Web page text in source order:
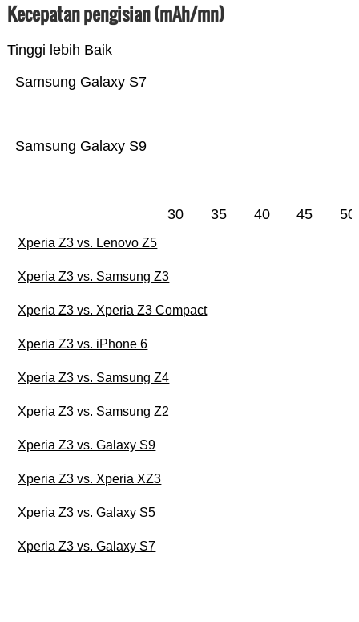
Kecepatan pengisian (mAh/mn)
Tinggi lebih Baik
Samsung Galaxy S9
Samsung Galaxy S7
30 35 40 45 50
Xperia Z3 vs. Lenovo Z5
Xperia Z3 vs. Samsung Z3
Xperia Z3 vs. Xperia Z3 Compact
Xperia Z3 vs. iPhone 6
Xperia Z3 vs. Samsung Z4
Xperia Z3 vs. Samsung Z2
Xperia Z3 vs. Galaxy S9
Xperia Z3 vs. Xperia XZ3
Xperia Z3 vs. Galaxy S5
Xperia Z3 vs. Galaxy S7